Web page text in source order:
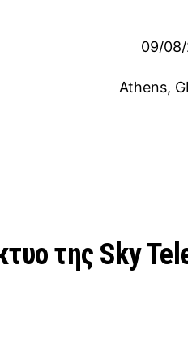
09/
Athens,
της Sky